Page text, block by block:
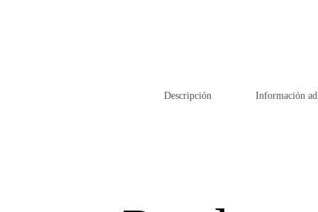
Descripción Información